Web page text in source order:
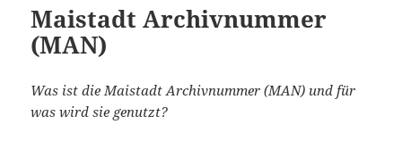
Maistadt Archivnummer
(MAN)
Was ist die Maistadt Archivnummer (MAN) und für
was wird sie genutzt?